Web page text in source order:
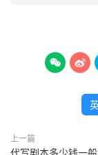
 
上一篇
代写剧本多少钱一